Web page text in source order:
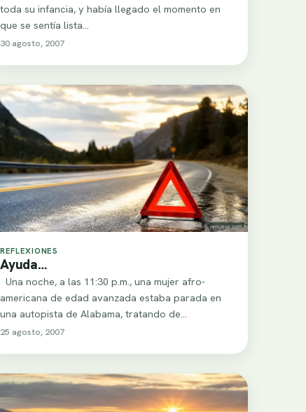
toda su infancia, y había llegado el momento en
que se sentía lista…
30 agosto, 2007
REFLEXIONES
Ayuda…
Una noche, a las 11:30 p.m., una mujer afro-
americana de edad avanzada estaba parada en
una autopista de Alabama, tratando de…
25 agosto, 2007